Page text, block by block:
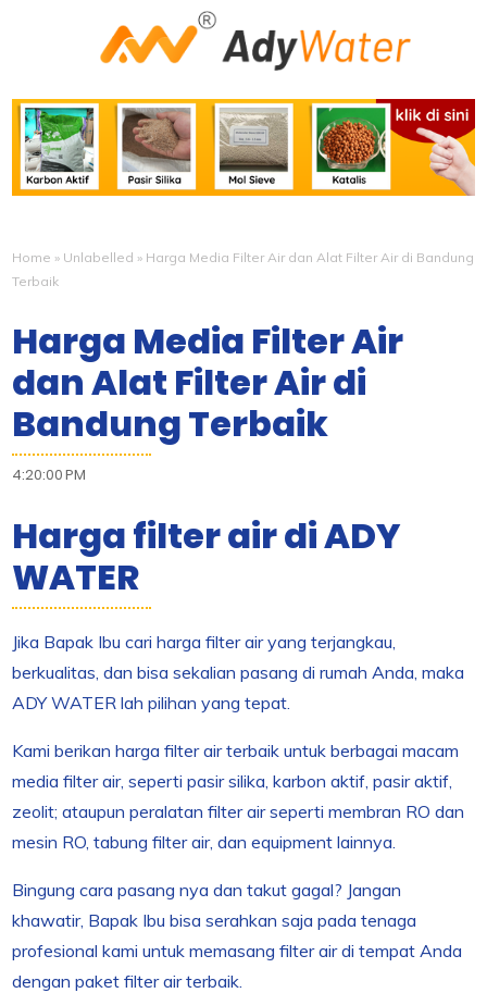
Home » Unlabelled » Harga Media Filter Air dan Alat Filter Air di Bandung
Terbaik
Harga Media Filter Air
dan Alat Filter Air di
Bandung Terbaik
4:20:00 PM
Harga filter air di ADY
WATER
Jika Bapak Ibu cari harga filter air yang terjangkau,
berkualitas, dan bisa sekalian pasang di rumah Anda, maka
ADY WATER lah pilihan yang tepat.
Kami berikan harga filter air terbaik untuk berbagai macam
media filter air, seperti pasir silika, karbon aktif, pasir aktif,
zeolit; ataupun peralatan filter air seperti membran RO dan
mesin RO, tabung filter air, dan equipment lainnya.
Bingung cara pasang nya dan takut gagal? Jangan
khawatir, Bapak Ibu bisa serahkan saja pada tenaga
profesional kami untuk memasang filter air di tempat Anda
dengan paket filter air terbaik.